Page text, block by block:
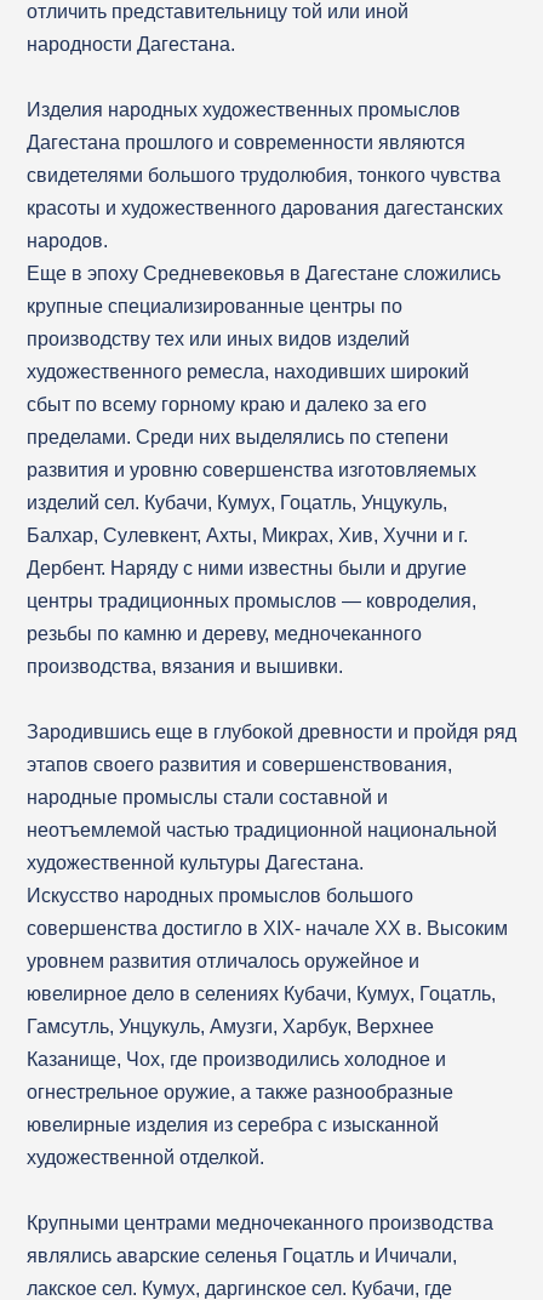
отличить представительницу той или иной
народности Дагестана.
Изделия народных художественных промыслов
Дагестана прошлого и современности являются
свидетелями большого трудолюбия, тонкого чувства
красоты и художественного дарования дагестанских
народов.
Еще в эпоху Средневековья в Дагестане сложились
крупные специализированные центры по
производству тех или иных видов изделий
художественного ремесла, находивших широкий
сбыт по всему горному краю и далеко за его
пределами. Среди них выделялись по степени
развития и уровню совершенства изготовляемых
изделий сел. Кубачи, Кумух, Гоцатль, Унцукуль,
Балхар, Сулевкент, Ахты, Микрах, Хив, Хучни и г.
Дербент. Наряду с ними известны были и другие
центры традиционных промыслов — ковроделия,
резьбы по камню и дереву, медночеканного
производства, вязания и вышивки.
Зародившись еще в глубокой древности и пройдя ряд
этапов своего развития и совершенствования,
народные промыслы стали составной и
неотъемлемой частью традиционной национальной
художественной культуры Дагестана.
Искусство народных промыслов большого
совершенства достигло в XIX- начале XX в. Высоким
уровнем развития отличалось оружейное и
ювелирное дело в селениях Кубачи, Кумух, Гоцатль,
Гамсутль, Унцукуль, Амузги, Харбук, Верхнее
Казанище, Чох, где производились холодное и
огнестрельное оружие, а также разнообразные
ювелирные изделия из серебра с изысканной
художественной отделкой.
Крупными центрами медночеканного производства
являлись аварские селенья Гоцатль и Ичичали,
лакское сел. Кумух, даргинское сел. Кубачи, где